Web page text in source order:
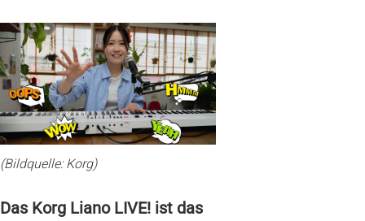
(Bildquelle: Korg)
Das Korg Liano LIVE! ist das